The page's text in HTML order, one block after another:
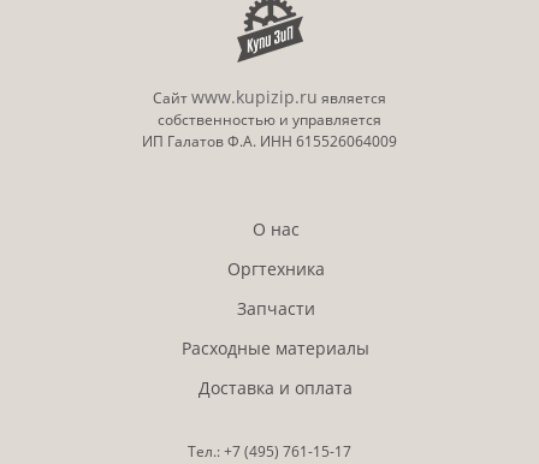
Сайтwww.kupizip.ru является
собственностью и управляется
ИП Галатов Ф.А. ИНН 615526064009
О нас
Оргтехника
Запчасти
Расходные материалы
Доставка и оплата
Тел.:+7 (495) 761-15-17